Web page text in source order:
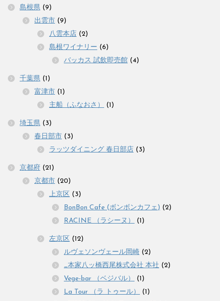
島根県 (9)
出雲市 (9)
八雲本店 (2)
島根ワイナリー (6)
バッカス 試飲即売館 (4)
千葉県 (1)
富津市 (1)
主船（ふなおさ）
(1)
埼玉県 (3)
春日部市 (3)
ラッツダイニング 春日部店 (3)
京都府 (21)
京都市 (20)
上京区 (3)
BonBon Cafe (ボンボンカフェ) (2)
RACINE （ラシーヌ）
(1)
左京区 (12)
ルヴェソンヴェール岡崎 (2)
_本家八ッ橋西尾株式会社 本社 (2)
Vege-bar （ベジバル）
(1)
La Tour （ラ トゥール）
(1)